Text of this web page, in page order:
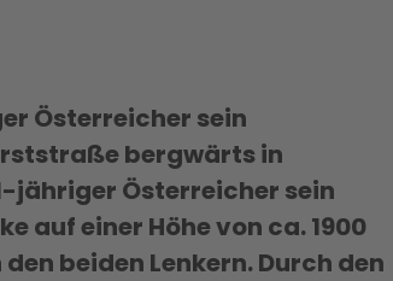
Österreicher sein
bergwärts in
jähriger Österreicher sein
auf einer Höhe von ca. 1900
beiden Lenkern. Durch den